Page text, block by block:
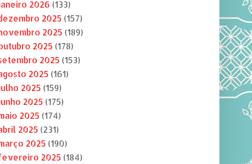
2026 (133)
2025 (157)
2025 (189)
2025 (178)
2025 (153)
2025 (161)
2025 (159)
2025 (175)
2025 (174)
2025 (231)
2025 (190)
2025 (184)